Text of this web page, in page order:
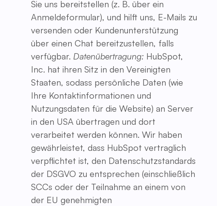
Sie uns bereitstellen (z. B. über ein
Anmeldeformular), und hilft uns, E-Mails zu
versenden oder Kundenunterstützung
über einen Chat bereitzustellen, falls
verfügbar. Datenübertragung: HubSpot,
Inc. hat ihren Sitz in den Vereinigten
Staaten, sodass persönliche Daten (wie
Ihre Kontaktinformationen und
Nutzungsdaten für die Website) an Server
in den USA übertragen und dort
verarbeitet werden können. Wir haben
gewährleistet, dass HubSpot vertraglich
verpflichtet ist, den Datenschutzstandards
der DSGVO zu entsprechen (einschließlich
SCCs oder der Teilnahme an einem von
der EU genehmigten